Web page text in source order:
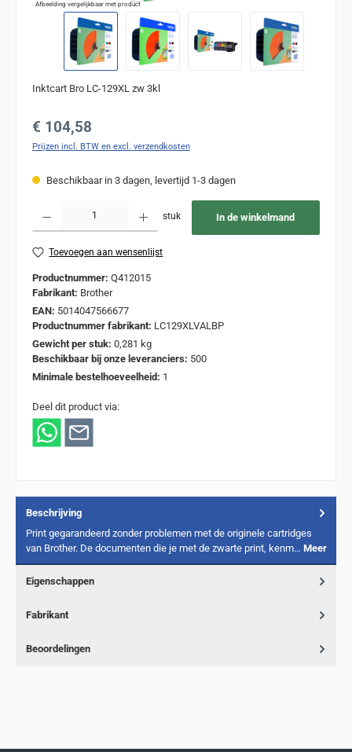
Afbeelding vergelijkbaar met product
Inktcart Bro LC-129XL zw 3kl
Normale prijs:
€ 104,58
Prijzen incl. BTW en excl. verzendkosten
Beschikbaar in 3 dagen, levertijd 1-3 dagen
stuk In de winkelmand
Toevoegen aan wensenlijst
Productnummer: Q412015
Fabrikant: Brother
EAN: 5014047566677
Productnummer fabrikant: LC129XLVALBP
Gewicht per stuk: 0,281 kg
Beschikbaar bij onze leveranciers: 500
Minimale bestelhoeveelheid: 1
Deel dit product via:
Beschrijving
Print gegarandeerd zonder problemen met de originele cartridges
van Brother. De documenten die je met de zwarte print, kenm… Meer
Eigenschappen
Fabrikant
Beoordelingen